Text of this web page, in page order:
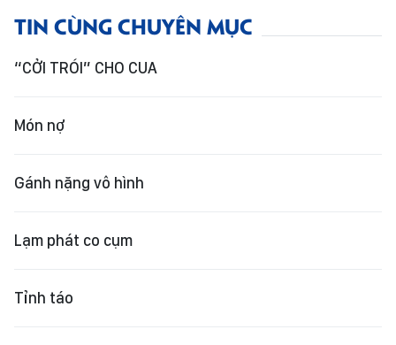
TIN CÙNG CHUYÊN MỤC
“CỞI TRÓI” CHO CUA
Món nợ
Gánh nặng vô hình
Lạm phát co cụm
Tỉnh táo